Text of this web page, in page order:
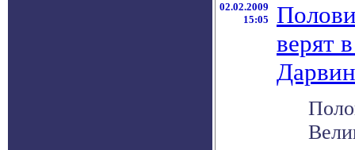
02.02.2009
15:05
верят